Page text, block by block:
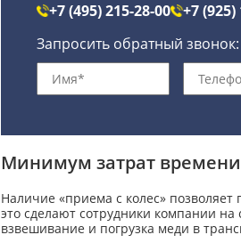
+7 (495) 215-28-00
+7 (925)
Запросить обратный звонок:
Минимум затрат времени
Наличие «приема с колес»
это сделают сотрудники компании
взвешивание и погрузка меди в